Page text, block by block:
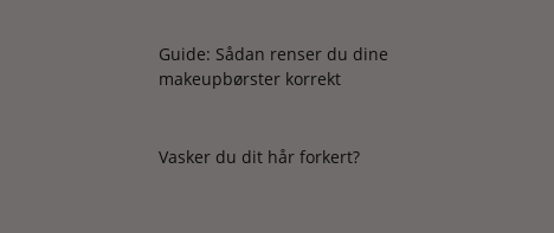
Guide: Sådan renser du dine
makeupbørster korrekt
Vasker du dit hår forkert?